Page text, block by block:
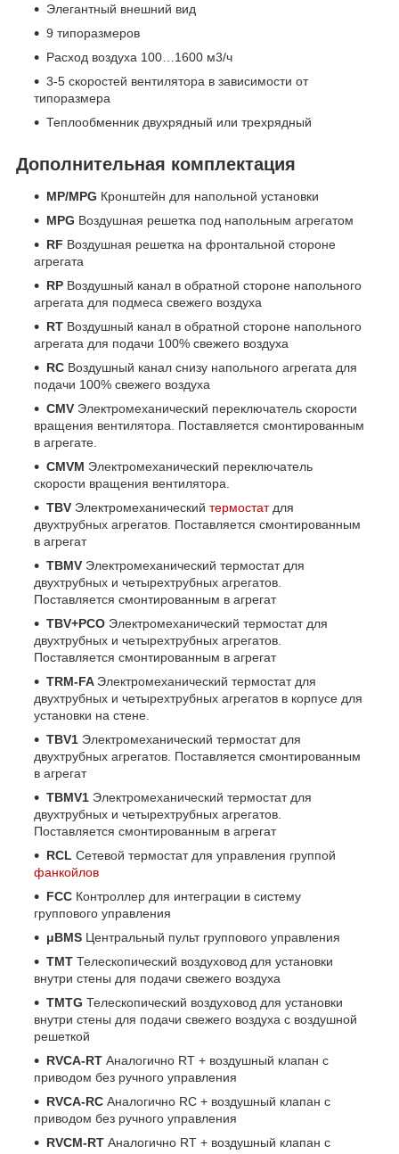
Элегантный внешний вид
9 типоразмеров
Расход воздуха 100…1600 м3/ч
3-5 скоростей вентилятора в зависимости от
типоразмера
Теплообменник двухрядный или трехрядный
Дополнительная комплектация
MP/MPG Кронштейн для напольной установки
MPG Воздушная решетка под напольным агрегатом
RF Воздушная решетка на фронтальной стороне
агрегата
RP Воздушный канал в обратной стороне напольного
агрегата для подмеса свежего воздуха
RT Воздушный канал в обратной стороне напольного
агрегата для подачи 100% свежего воздуха
RC Воздушный канал снизу напольного агрегата для
подачи 100% свежего воздуха
CMV Электромеханический переключатель скорости
вращения вентилятора. Поставляется смонтированным
в агрегате.
CMVM Электромеханический переключатель
скорости вращения вентилятора.
TBV Электромеханический термостатдля
двухтрубных агрегатов. Поставляется смонтированным
в агрегат
TBMV Электромеханический термостат для
двухтрубных и четырехтрубных агрегатов.
Поставляется смонтированным в агрегат
TBV+PCO Электромеханический термостат для
двухтрубных и четырехтрубных агрегатов.
Поставляется смонтированным в агрегат
TRM-FA Электромеханический термостат для
двухтрубных и четырехтрубных агрегатов в корпусе для
установки на стене.
TBV1 Электромеханический термостат для
двухтрубных агрегатов. Поставляется смонтированным
в агрегат
TBMV1 Электромеханический термостат для
двухтрубных и четырехтрубных агрегатов.
Поставляется смонтированным в агрегат
RCL Сетевой термостат для управления группой
фанкойлов
FCC Контроллер для интеграции в систему
группового управления
μBMS Центральный пульт группового управления
TMT Телескопический воздуховод для установки
внутри стены для подачи свежего воздуха
TMTG Телескопический воздуховод для установки
внутри стены для подачи свежего воздуха с воздушной
решеткой
RVCA-RT Аналогично RT + воздушный клапан с
приводом без ручного управления
RVCA-RC Аналогично RC + воздушный клапан с
приводом без ручного управления
RVCM-RT Аналогично RT + воздушный клапан с